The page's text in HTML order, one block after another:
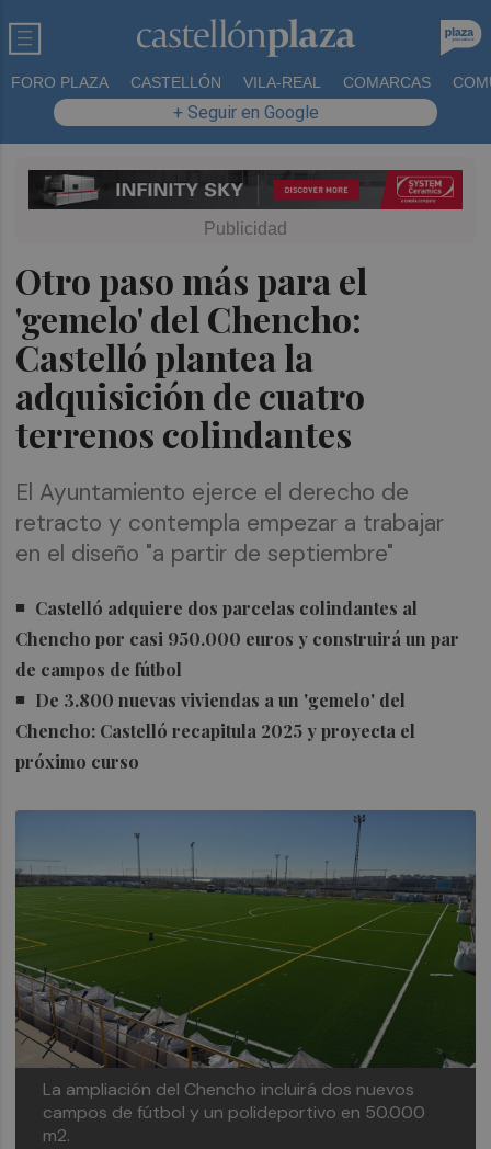
FORO PLAZA CASTELLÓN VILA-REAL COMARCAS
+ Seguir en Google
Otro paso más para el
'gemelo' del Chencho:
Castelló plantea la
adquisición de cuatro
terrenos colindantes
El Ayuntamiento ejerce el derecho de
retracto y contempla empezar a trabajar
en el diseño "a partir de septiembre"
Castelló adquiere dos parcelas colindantes al
Chencho por casi 950.000 euros y construirá un par
de campos de fútbol
De 3.800 nuevas viviendas a un 'gemelo' del
Chencho: Castelló recapitula 2025 y proyecta el
próximo curso
La ampliación del Chencho incluirá dos nuevos
campos de fútbol y un polideportivo en 50.000
m2.